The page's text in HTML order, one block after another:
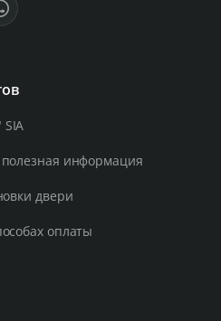
SIA
информация
двери
оплаты